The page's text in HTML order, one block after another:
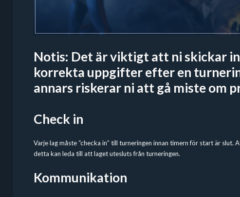
Notis: Det är viktigt att ni skickar
korrekta uppgifter efter en
annars riskerar ni att gå miste om
Check in
Varje lag måste “checka in” till turneringen innan timern för start är slut.
detta kan leda till att laget utesluts från turneringen.
Kommunikation